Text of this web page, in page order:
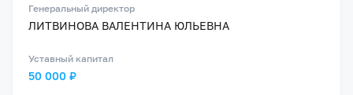
Генеральный директор
ЛИТВИНОВА ВАЛЕНТИНА ЮЛЬЕВНА
Уставный капитал
50 000 ₽